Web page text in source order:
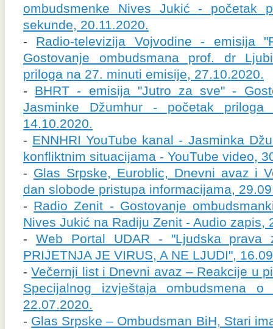
ombudsmenke Nives Jukić -
sekunde, 20.11.2020.
- Radio-televizija Vojvodine - emisija
Gostovanje ombudsmana prof. dr
priloga na 27. minuti emisije, 27.10.2020.
- BHRT - emisija "Jutro za sve" -
Jasminke Džumhur - početak
14.10.2020.
- ENNHRI YouTube kanal - Jasminka
konfliktnim situacijama - YouTube video,
- Glas Srpske, Euroblic, Dnevni avaz i
dan slobode pristupa informacijama,
- Radio Zenit - Gostovanje
Nives Jukić na Radiju Zenit - Audio zapis,
- Web Portal UDAR - "Ljudska prava
PRIJETNJA JE VIRUS, A NE LJUDI",
-Večernji list i Dnevni avaz – Reakcije u
Specijalnog izvještaja ombudsmena o
22.07.2020.
- Glas Srpske – Ombudsman BiH, Stari